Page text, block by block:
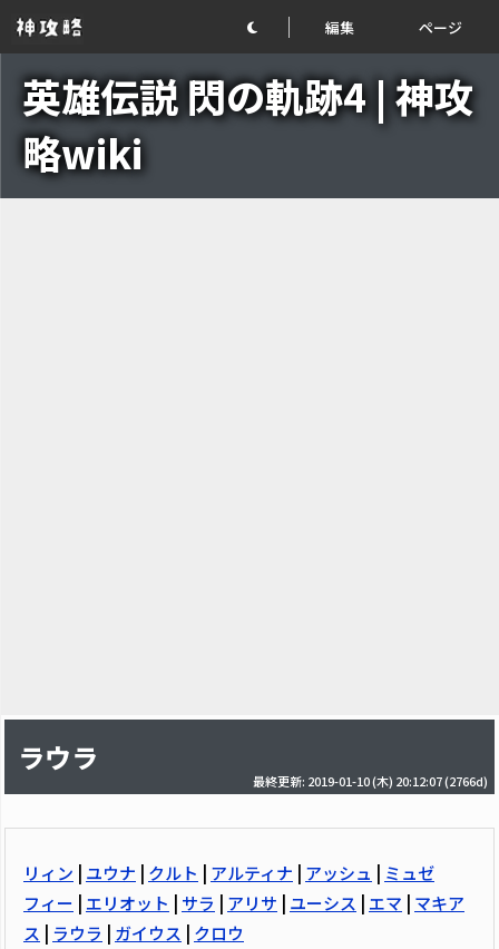
編集 ページ
英雄伝説 閃の軌跡4 | 神攻
略wiki
ラウラ
最終更新: 2019-01-10 (木) 20:12:07(2766d)
リィン ユウナ クルト アルティナ アッシュ
ミュゼ
フィー
エリオット サラ アリサ ユーシス エマ
マキア
ス
ラウラ ガイウス クロウ